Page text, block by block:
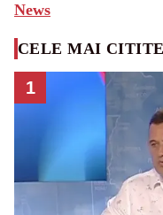
News
CELE MAI CITITE
1